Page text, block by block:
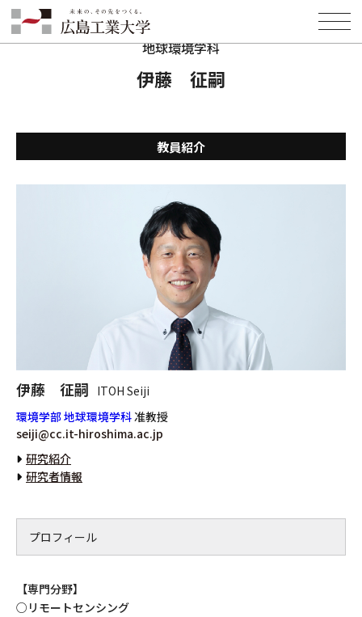
HOME 学部・学科・大学院
教員紹介
伊藤 征嗣
地球環境学科
伊藤 征嗣
教員紹介
伊藤 征嗣 ITOH Seiji
環境学部 地球環境学科准教授
seiji@cc.it-hiroshima.ac.jp
研究紹介
研究者情報
プロフィール
【専門分野】
○リモートセンシング